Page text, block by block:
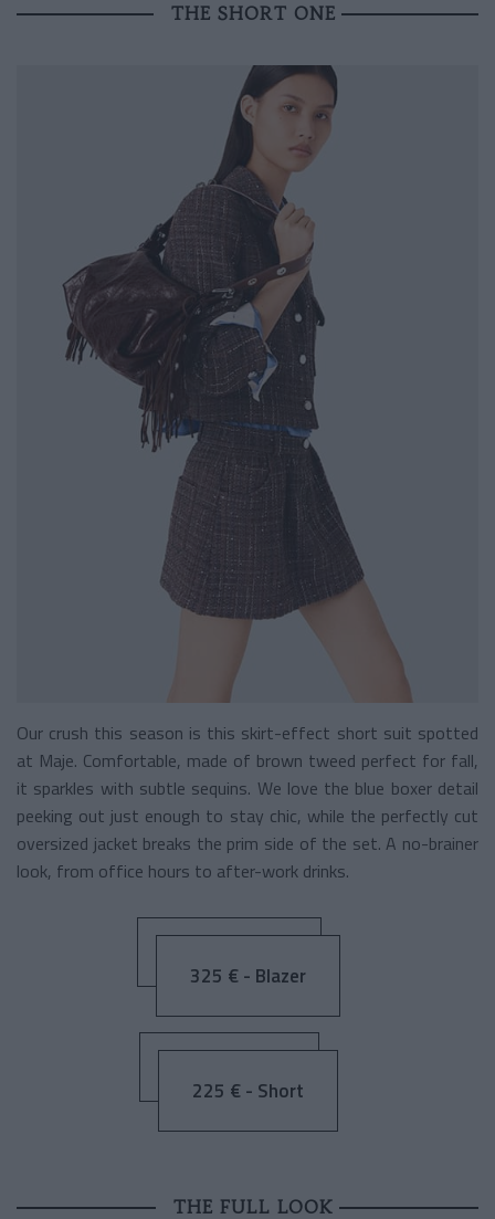
THE SHORT ONE
Our crush this season is this skirt-effect short suit spotted
at Maje. Comfortable, made of brown tweed perfect for fall,
it sparkles with subtle sequins. We love the blue boxer detail
peeking out just enough to stay chic, while the perfectly cut
oversized jacket breaks the prim side of the set. A no-brainer
look, from office hours to after-work drinks.
325 € - Blazer
225 € - Short
THE FULL LOOK